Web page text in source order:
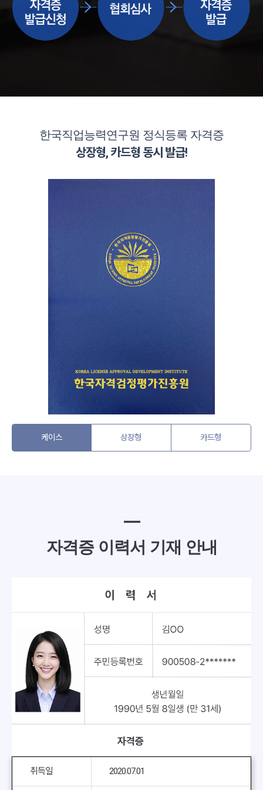
한국직업능력연구원 정식등록 자격증
상장형, 카드형 동시 발급!
케이스 상장형 카드형
━
자격증 이력서 기재 안내
취득일 2020.07.01